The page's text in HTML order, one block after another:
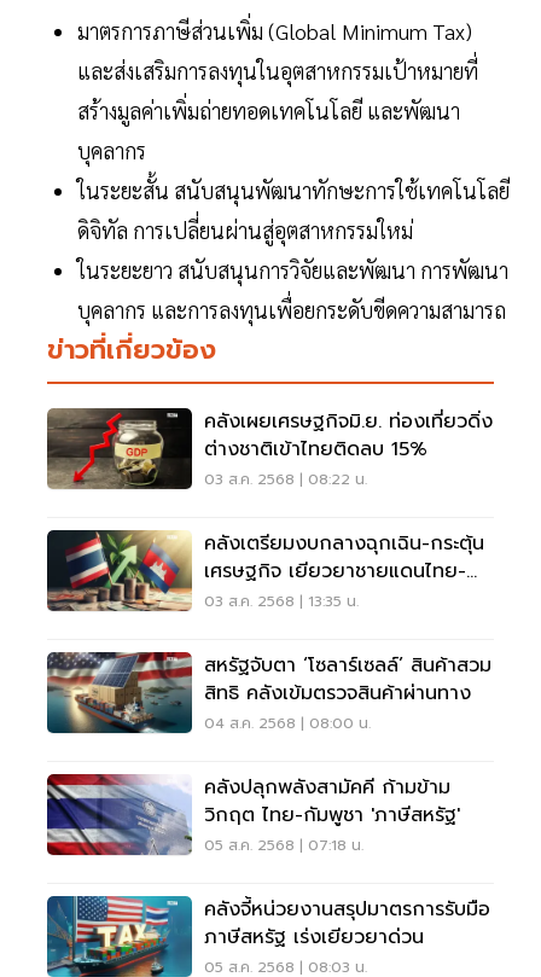
มาตรการภาษีส่วนเพิ่ม (Global Minimum Tax)
และส่งเสริมการลงทุนในอุตสาหกรรมเป้าหมายที่
สร้างมูลค่าเพิ่มถ่ายทอดเทคโนโลยี และพัฒนา
บุคลากร
ในระยะสั้น สนับสนุนพัฒนาทักษะการใช้เทคโนโลยี
ดิจิทัล การเปลี่ยนผ่านสู่อุตสาหกรรมใหม่
ในระยะยาว สนับสนุนการวิจัยและพัฒนา การพัฒนา
บุคลากร และการลงทุนเพื่อยกระดับขีดความสามารถ
ข่าวที่เกี่ยวข้อง
คลังเผยเศรษฐกิจมิ.ย. ท่องเที่ยวดิ่ง
ต่างชาติเข้าไทยติดลบ 15%
03 ส.ค. 2568 | 08:22 น.
คลังเตรียมงบกลางฉุกเฉิน-กระตุ้น
เศรษฐกิจ เยียวยาชายแดนไทย-
กัมพูชา
03 ส.ค. 2568 | 13:35 น.
สหรัฐจับตา ‘โซลาร์เซลล์’ สินค้าสวม
สิทธิ คลังเข้มตรวจสินค้าผ่านทาง
04 ส.ค. 2568 | 08:00 น.
คลังปลุกพลังสามัคคี ก้ามข้าม
วิกฤต ไทย-กัมพูชา 'ภาษีสหรัฐ'
05 ส.ค. 2568 | 07:18 น.
คลังจี้หน่วยงานสรุปมาตรการรับมือ
ภาษีสหรัฐ เร่งเยียวยาด่วน
05 ส.ค. 2568 | 08:03 น.